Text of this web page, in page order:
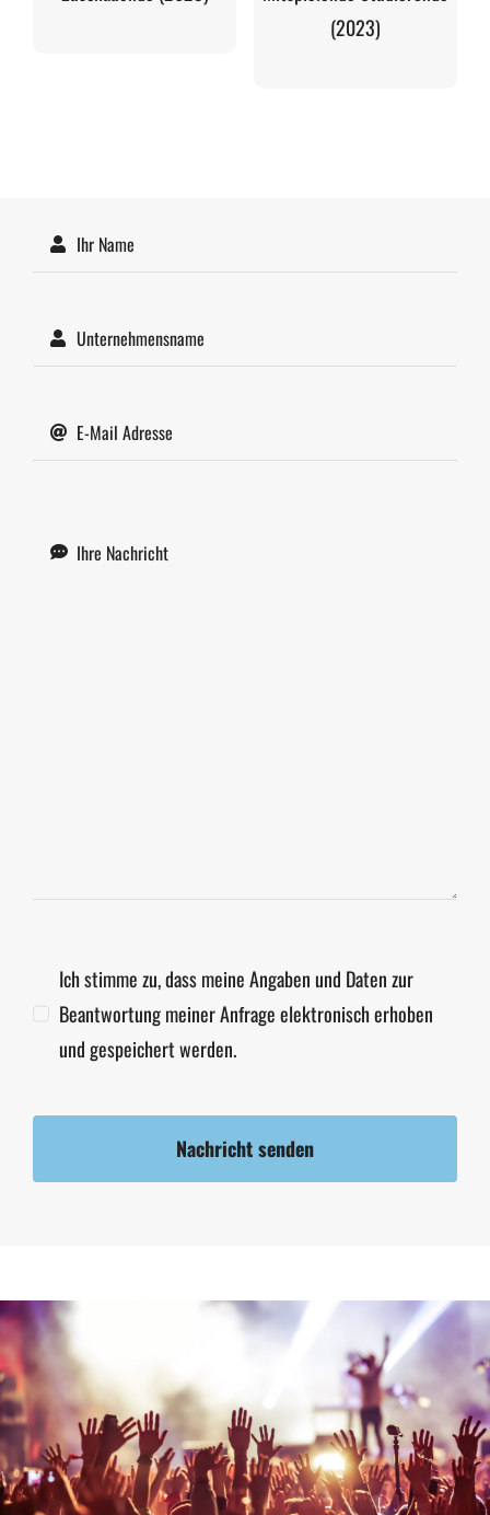
(2023)
Ich stimme zu, dass meine Angaben und Daten zur
Beantwortung meiner Anfrage elektronisch erhoben
und gespeichert werden.
Nachricht senden